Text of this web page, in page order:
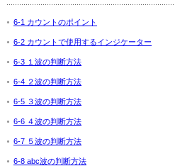
6-1 カウントのポイント
6-2 カウントで使用するインジケーター
6-3 １波の判断方法
6-4 ２波の判断方法
6-5 ３波の判断方法
6-6 ４波の判断方法
6-7 ５波の判断方法
6-8 abc波の判断方法